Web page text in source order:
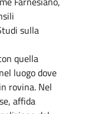
sulla
quella
luogo dove
rovina. Nel
affida